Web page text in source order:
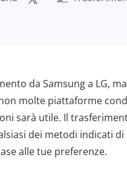
da Samsung a LG,
molte piattaforme
sarà utile. Il
dei metodi indicati
alle tue preferenze.